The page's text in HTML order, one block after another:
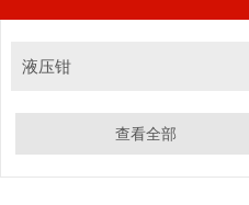
液压钳
查看全部